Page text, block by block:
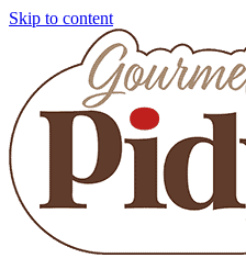
Skip to content